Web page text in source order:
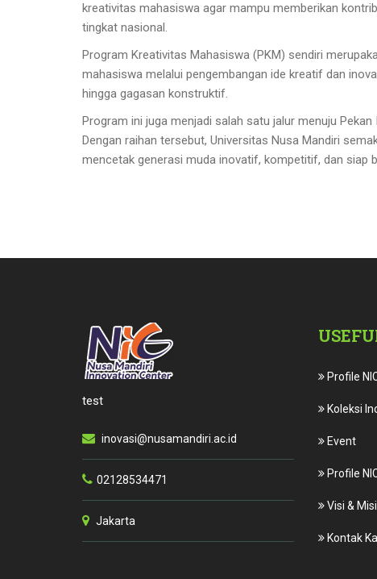
kreativitas mahasiswa agar mampu memberikan
tingkat nasional.
Program Kreativitas Mahasiswa (PKM) sendiri
mahasiswa melalui pengembangan ide kreatif dan
hingga gagasan konstruktif.
Program ini juga menjadi salah satu jalur menuju
Dengan raihan tersebut, Universitas Nusa Mandiri
mencetak generasi muda inovatif, kompetitif, dan siap
test
inovasi@nusamandiri.ac.id
02128534471
Jakarta
Profile
Koleksi
Event
Profile
Visi & Misi
Kontak